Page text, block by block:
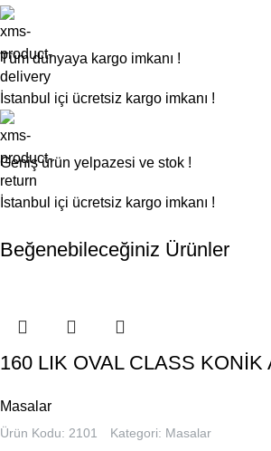
Tüm dünyaya kargo imkanı !
İstanbul içi ücretsiz kargo imkanı !
Geniş ürün yelpazesi ve stok !
İstanbul içi ücretsiz kargo imkanı !
Beğenebileceğiniz Ürünler
160 LIK OVAL CLASS KONİK
Masalar
Ürün Kodu: 2101 Kategori: Masalar